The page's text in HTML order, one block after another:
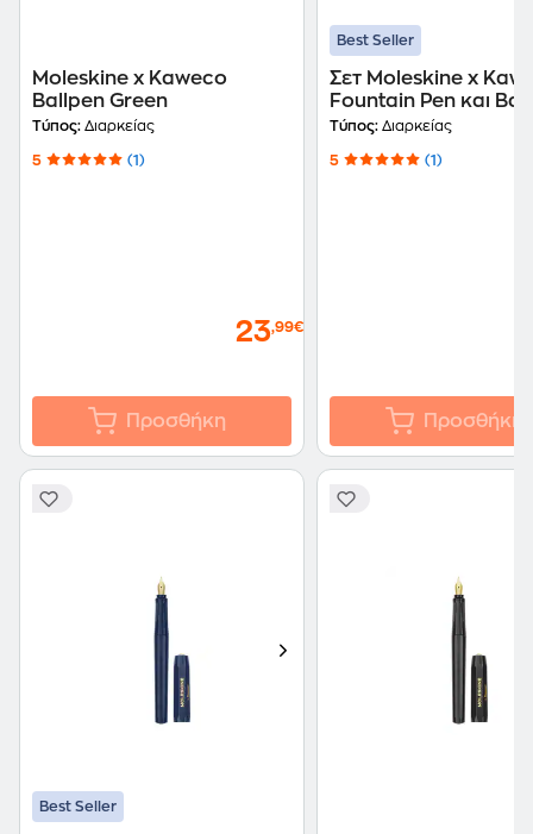
Moleskine x Kaweco
Ballpen Green
Τύπος: Διαρκείας
5 (1)
23,99€
Προσθήκη
Best Seller
Σετ Moleskine x
Fountain Pen και Ballpen
Black
Τύπος: Διαρκείας
5 (1)
Προσθήκη
Best Seller